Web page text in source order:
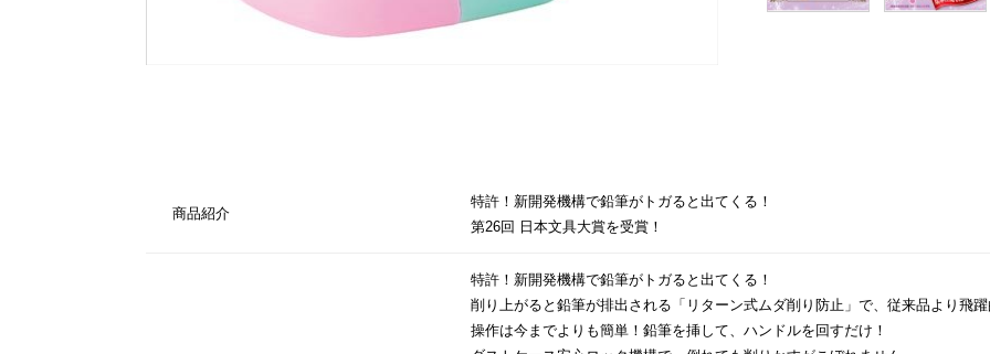
商品紹介
特許！新開発機構で鉛筆がトガると出てくる！
第26回 日本文具大賞を受賞！
特許！新開発機構で鉛筆がトガると出てくる！
削り上がると鉛筆が排出される「リターン式ムダ削り防止」で、従来品より飛躍
操作は今までよりも簡単！鉛筆を挿して、ハンドルを回すだけ！